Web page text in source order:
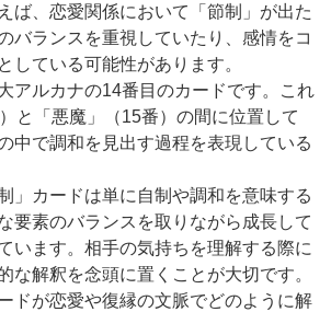
ば、恋愛関係において「節制」が出た
バランスを重視していたり、感情をコ
している可能性があります。
アルカナの14番目のカードです。これ
と「悪魔」（15番）の間に位置して
中で調和を見出す過程を表現している
」カードは単に自制や調和を意味する
要素のバランスを取りながら成長して
います。相手の気持ちを理解する際に
な解釈を念頭に置くことが大切です。
ドが恋愛や復縁の文脈でどのように解